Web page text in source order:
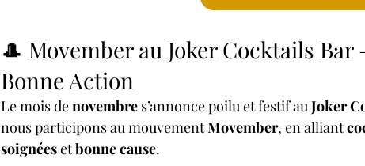
🎩 Movember au Joker Cocktails
Bonne Action
Le mois de novembre s’annonce poilu et festif au Joker
nous participons au mouvement Movember, en alliant
soignées et bonne cause.